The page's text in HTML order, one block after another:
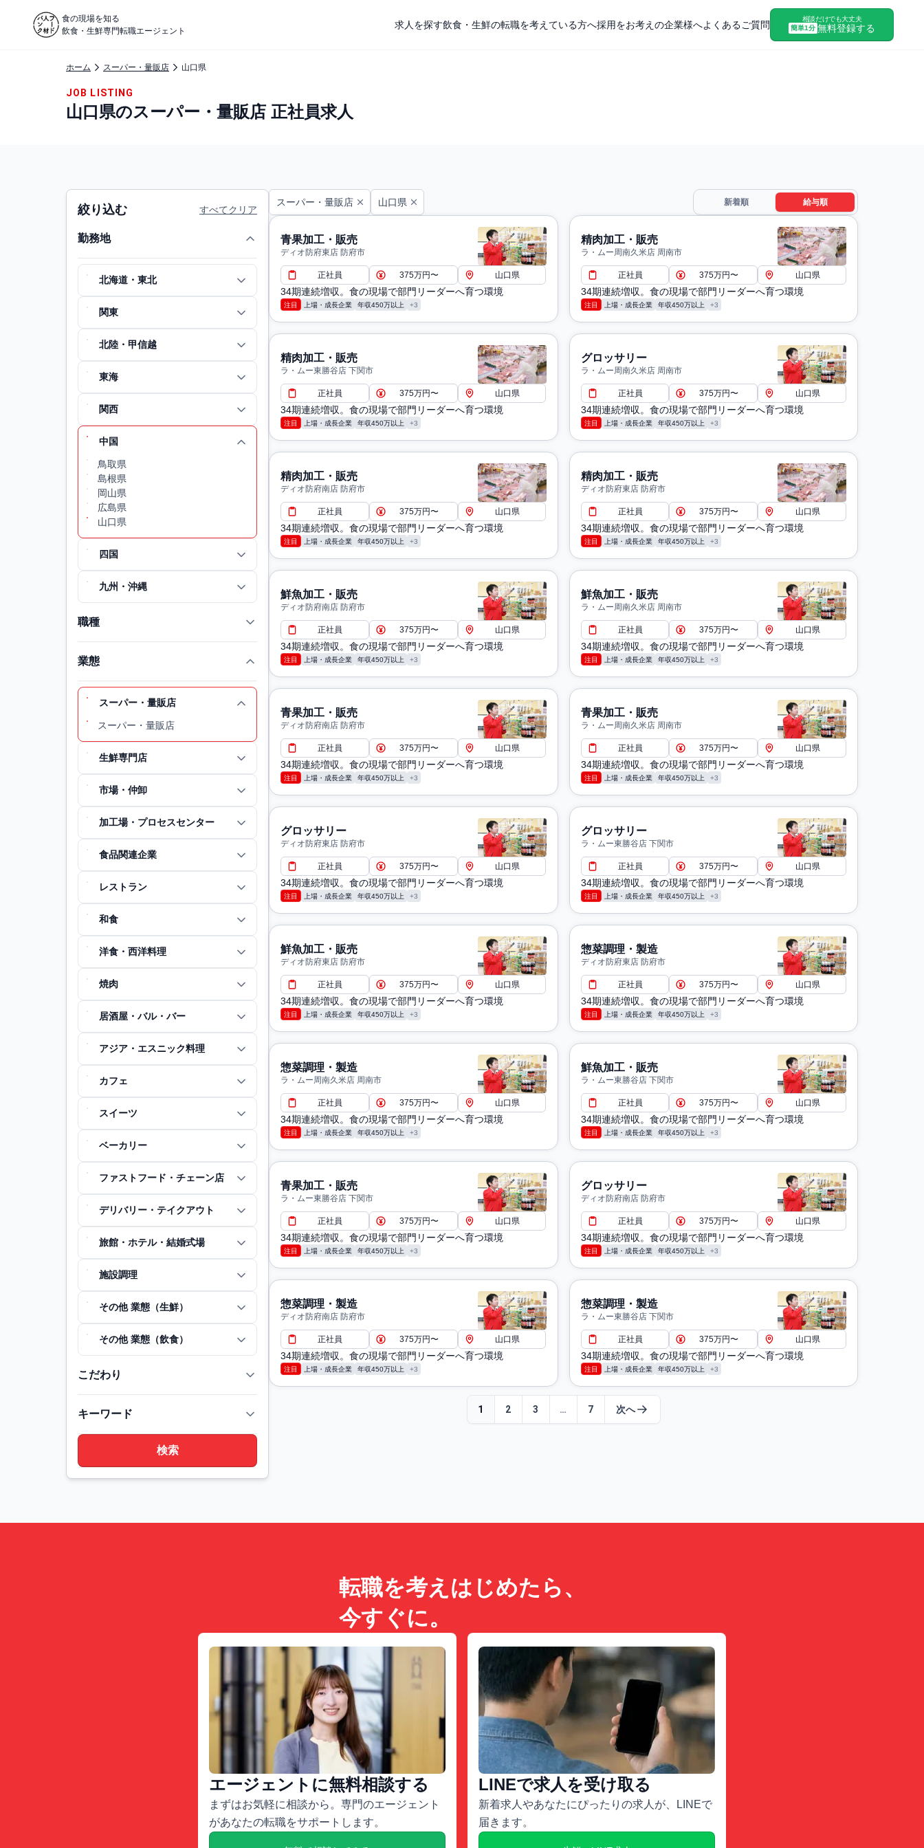
食の現場を知る
飲食・生鮮専門転職エージェント
求人を探す飲食・生鮮の転職を考えている方へ採用をお考えの企業様へよくあるご質問
相談だけでも大丈夫
簡単1分 無料登録する
ホーム スーパー・量販店 山口県
JOB LISTING
山口県のスーパー・量販店 正社員求人
絞り込む すべてクリア
勤務地
北海道・東北
関東
北陸・甲信越
東海
関西
中国
鳥取県
島根県
岡山県
広島県
山口県
四国
九州・沖縄
職種
業態
スーパー・量販店
スーパー・量販店
生鮮専門店
市場・仲卸
加工場・プロセスセンター
食品関連企業
レストラン
和食
洋食・西洋料理
焼肉
居酒屋・バル・バー
アジア・エスニック料理
カフェ
スイーツ
ベーカリー
ファストフード・チェーン店
デリバリー・テイクアウト
旅館・ホテル・結婚式場
施設調理
その他 業態（生鮮）
その他 業態（飲食）
こだわり
キーワード
スーパー・量販店 山口県 新着順 給与順
青果加工・販売
ディオ防府東店 防府市
正社員 375万円〜 山口県
34期連続増収。食の現場で部門リーダーへ育つ環境
注目 上場・成長企業 年収450万以上 +3
精肉加工・販売
ラ・ムー周南久米店 周南市
正社員 375万円〜 山口県
34期連続増収。食の現場で部門リーダーへ育つ環境
注目 上場・成長企業 年収450万以上 +3
精肉加工・販売
ラ・ムー東勝谷店 下関市
正社員 375万円〜 山口県
34期連続増収。食の現場で部門リーダーへ育つ環境
注目 上場・成長企業 年収450万以上 +3
グロッサリー
ラ・ムー周南久米店 周南市
正社員 375万円〜 山口県
34期連続増収。食の現場で部門リーダーへ育つ環境
注目 上場・成長企業 年収450万以上 +3
精肉加工・販売
ディオ防府南店 防府市
正社員 375万円〜 山口県
34期連続増収。食の現場で部門リーダーへ育つ環境
注目 上場・成長企業 年収450万以上 +3
精肉加工・販売
ディオ防府東店 防府市
正社員 375万円〜 山口県
34期連続増収。食の現場で部門リーダーへ育つ環境
注目 上場・成長企業 年収450万以上 +3
鮮魚加工・販売
ディオ防府南店 防府市
正社員 375万円〜 山口県
34期連続増収。食の現場で部門リーダーへ育つ環境
注目 上場・成長企業 年収450万以上 +3
鮮魚加工・販売
ラ・ムー周南久米店 周南市
正社員 375万円〜 山口県
34期連続増収。食の現場で部門リーダーへ育つ環境
注目 上場・成長企業 年収450万以上 +3
青果加工・販売
ディオ防府南店 防府市
正社員 375万円〜 山口県
34期連続増収。食の現場で部門リーダーへ育つ環境
注目 上場・成長企業 年収450万以上 +3
青果加工・販売
ラ・ムー周南久米店 周南市
正社員 375万円〜 山口県
34期連続増収。食の現場で部門リーダーへ育つ環境
注目 上場・成長企業 年収450万以上 +3
グロッサリー
ディオ防府東店 防府市
正社員 375万円〜 山口県
34期連続増収。食の現場で部門リーダーへ育つ環境
注目 上場・成長企業 年収450万以上 +3
グロッサリー
ラ・ムー東勝谷店 下関市
正社員 375万円〜 山口県
34期連続増収。食の現場で部門リーダーへ育つ環境
注目 上場・成長企業 年収450万以上 +3
鮮魚加工・販売
ディオ防府東店 防府市
正社員 375万円〜 山口県
34期連続増収。食の現場で部門リーダーへ育つ環境
注目 上場・成長企業 年収450万以上 +3
惣菜調理・製造
ディオ防府東店 防府市
正社員 375万円〜 山口県
34期連続増収。食の現場で部門リーダーへ育つ環境
注目 上場・成長企業 年収450万以上 +3
惣菜調理・製造
ラ・ムー周南久米店 周南市
正社員 375万円〜 山口県
34期連続増収。食の現場で部門リーダーへ育つ環境
注目 上場・成長企業 年収450万以上 +3
鮮魚加工・販売
ラ・ムー東勝谷店 下関市
正社員 375万円〜 山口県
34期連続増収。食の現場で部門リーダーへ育つ環境
注目 上場・成長企業 年収450万以上 +3
青果加工・販売
ラ・ムー東勝谷店 下関市
正社員 375万円〜 山口県
34期連続増収。食の現場で部門リーダーへ育つ環境
注目 上場・成長企業 年収450万以上 +3
グロッサリー
ディオ防府南店 防府市
正社員 375万円〜 山口県
34期連続増収。食の現場で部門リーダーへ育つ環境
注目 上場・成長企業 年収450万以上 +3
惣菜調理・製造
ディオ防府南店 防府市
正社員 375万円〜 山口県
34期連続増収。食の現場で部門リーダーへ育つ環境
注目 上場・成長企業 年収450万以上 +3
惣菜調理・製造
ラ・ムー東勝谷店 下関市
正社員 375万円〜 山口県
34期連続増収。食の現場で部門リーダーへ育つ環境
注目 上場・成長企業 年収450万以上 +3
1 2 3 … 7 次へ
転職を考えはじめたら、
今すぐに。
エージェントに無料相談する
まずはお気軽に相談から。専門のエージェント
があなたの転職をサポートします。
LINEで求人を受け取る
新着求人やあなたにぴったりの求人が、LINEで
届きます。